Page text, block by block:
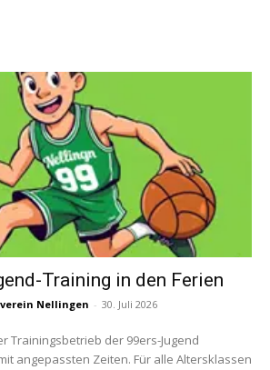
Training in den Ferien
Nellingen - 30. Juli 2026
Trainingsbetrieb der 99ers-Jugend
angepassten Zeiten. Für alle Altersklassen